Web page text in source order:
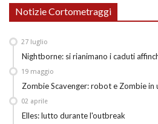
Notizie Cortometraggi
Nightborne: si rianimano i caduti
27 luglio
Zombie Scavenger: robot e Zombie
19 maggio
Elles: lutto durante l'outbreak
02 aprile